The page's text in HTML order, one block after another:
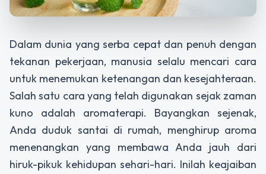
Dalam dunia yang serba cepat dan penuh dengan
tekanan pekerjaan, manusia selalu mencari cara
untuk menemukan ketenangan dan kesejahteraan.
Salah satu cara yang telah digunakan sejak zaman
kuno adalah aromaterapi. Bayangkan sejenak,
Anda duduk santai di rumah, menghirup aroma
menenangkan yang membawa Anda jauh dari
hiruk-pikuk kehidupan sehari-hari. Inilah keajaiban